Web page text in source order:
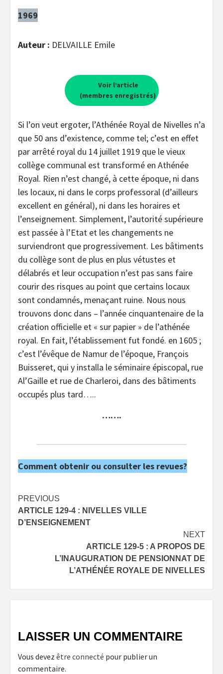
1969
Auteur : DELVAILLE Emile
Voir l’article
(membres enregistrés)
Si l’on veut ergoter, l’Athénée Royal de Nivelles n’a
que 50 ans d’existence, comme tel; c’est en effet
par arrêté royal du 14 juillet 1919 que le vieux
collège communal est transformé en Athénée
Royal. Rien n’est changé, à cette époque, ni dans
les locaux, ni dans le corps professoral (d’ailleurs
excellent en général), ni dans les horaires et
l’enseignement. Simplement, l’autorité supérieure
est passée à l’Etat et les changements ne
surviendront que progressivement. Les bâtiments
du collège sont de plus en plus vétustes et
délabrés et leur occupation n’est pas sans faire
courir des risques au point que certains locaux
sont condamnés, menaçant ruine. Nous nous
trouvons donc dans – l’année cinquantenaire de la
création officielle et « sur papier » de l’athénée
royal. En fait, l’établissement fut fondé. en 1605 ;
c’est l’évêque de Namur de l’époque, François
Buisseret, qui y installa le séminaire épiscopal, rue
Al’Gaille et rue de Charleroi, dans des bâtiments
occupés plus tard…..
…….
Comment obtenir ou consulter les revues?
Post
navigation
PREVIOUS
ARTICLE 129-4 : NIVELLES VILLE
D’ENSEIGNEMENT
NEXT
ARTICLE 129-5 : A PROPOS DE
L’INAUGURATION DE PENSIONNAT DE
L’ATHÉNÉE ROYALE DE NIVELLES
LAISSER UN COMMENTAIRE
Vous devez être connecté pour publier un
commentaire.